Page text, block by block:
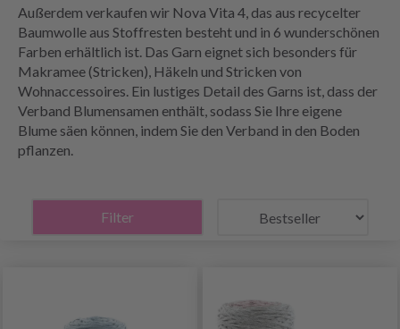
Außerdem verkaufen wir Nova Vita 4, das aus recycelter
Baumwolle aus Stoffresten besteht und in 6 wunderschönen
Farben erhältlich ist. Das Garn eignet sich besonders für
Makramee (Stricken), Häkeln und Stricken von
Wohnaccessoires. Ein lustiges Detail des Garns ist, dass der
Verband Blumensamen enthält, sodass Sie Ihre eigene
Blume säen können, indem Sie den Verband in den Boden
pflanzen.
Filter